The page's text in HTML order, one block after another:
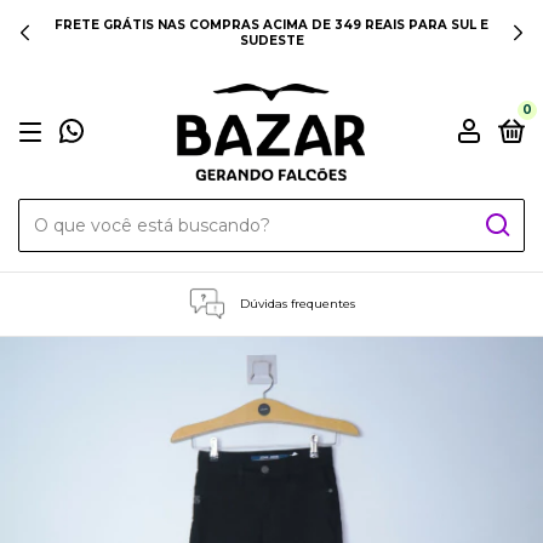
FRETE GRÁTIS NAS COMPRAS ACIMA DE 349 REAIS PARA SUL E
SUDESTE
0
Dúvidas frequentes